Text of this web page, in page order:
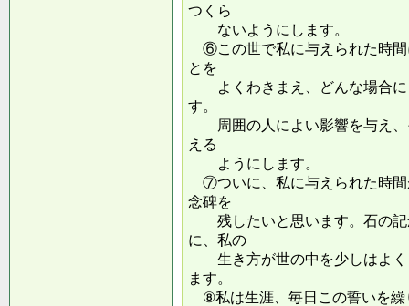
つくら
ないようにします。
⑥この世で私に与えられた時間
とを
よくわきまえ、どんな場合に
す。
周囲の人によい影響を与え、
える
ようにします。
⑦ついに、私に与えられた時間
念碑を
残したいと思います。石の記
に、私の
生き方が世の中を少しはよく
ます。
⑧私は生涯、毎日この誓いを繰